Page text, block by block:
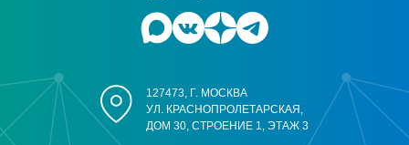
127473, Г. МОСКВА
УЛ. КРАСНОПРОЛЕТАРСКАЯ,
ДОМ 30, СТРОЕНИЕ 1, ЭТАЖ 3